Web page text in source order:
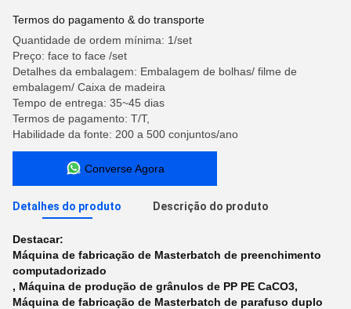
Termos do pagamento & do transporte
Quantidade de ordem mínima: 1/set
Preço: face to face /set
Detalhes da embalagem: Embalagem de bolhas/ filme de
embalagem/ Caixa de madeira
Tempo de entrega: 35~45 dias
Termos de pagamento: T/T,
Habilidade da fonte: 200 a 500 conjuntos/ano
Converse Agora
Detalhes do produto Descrição do produto
Destacar:
Máquina de fabricação de Masterbatch de preenchimento
computadorizado
, Máquina de produção de grânulos de PP PE CaCO3,
Máquina de fabricação de Masterbatch de parafuso duplo